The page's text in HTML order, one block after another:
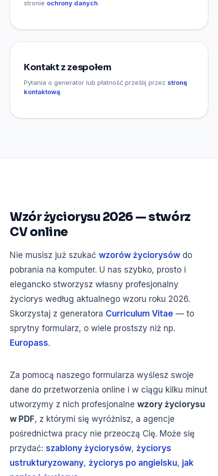
stronie ochrony danych.
Kontakt z zespołem
Pytania o generator lub płatność prześlij przez stronę
kontaktową.
Wzór życiorysu 2026 — stwórz
CV online
Nie musisz już szukać wzorów życiorysów do
pobrania na komputer. U nas szybko, prosto i
elegancko stworzysz własny profesjonalny
życiorys według aktualnego wzoru roku 2026.
Skorzystaj z generatora Curriculum Vitae — to
sprytny formularz, o wiele prostszy niż np.
Europass.
Za pomocą naszego formularza wyślesz swoje
dane do przetworzenia online i w ciągu kilku minut
utworzymy z nich profesjonalne wzory życiorysu
w PDF, z którymi się wyróżnisz, a agencje
pośrednictwa pracy nie przeoczą Cię. Może się
przydać: szablony życiorysów, życiorys
ustrukturyzowany, życiorys po angielsku, jak